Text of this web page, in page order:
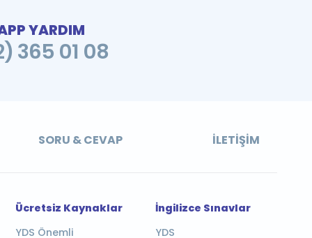
YARDIM
365 01 08
SORU & CEVAP İLETIŞIM
Ücretsiz Kaynaklar
YDS Önemli
İngilizce Sınavlar
YDS